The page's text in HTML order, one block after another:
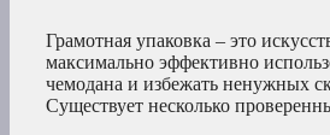
Грамотная упаковка – это
максимально эффективно
чемодана и избежать ненужных
Существует несколько